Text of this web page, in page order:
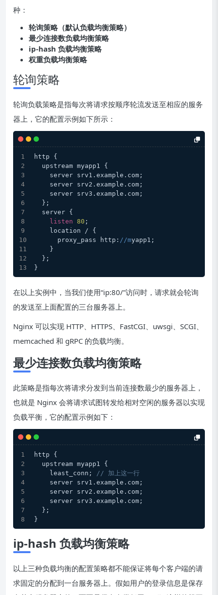
种：
轮询策略（默认负载均衡策略）
最少连接数负载均衡策略
ip-hash 负载均衡策略
权重负载均衡策略
轮询策略
轮询负载策略是指每次将请求按顺序轮流发送至相应的服务
器上，它的配置示例如下所示：
http {
  upstream myapp1 {
    server srv1.example.com;
    server srv2.example.com;
    server srv3.example.com;
  };
  server {
listen
80 ;
    location / {
      proxy_pass http:
//myapp1;
    }
  };
}
在以上实例中，当我们使用“ip:80/”访问时，请求就会轮询
的发送至上面配置的三台服务器上。
Nginx 可以实现 HTTP、HTTPS、FastCGI、uwsgi、SCGI、
memcached 和 gRPC 的负载均衡。
最少连接数负载均衡策略
此策略是指每次将请求分发到当前连接数最少的服务器上，
也就是 Nginx 会将请求试图转发给相对空闲的服务器以实现
负载平衡，它的配置示例如下：
http {
  upstream myapp1 {
    least_conn;
// 加上这一行
    server srv1.example.com;
    server srv2.example.com;
    server srv3.example.com;
  };
}
ip-hash 负载均衡策略
以上三种负载均衡的配置策略都不能保证将每个客户端的请
求固定的分配到一台服务器上。假如用户的登录信息是保存